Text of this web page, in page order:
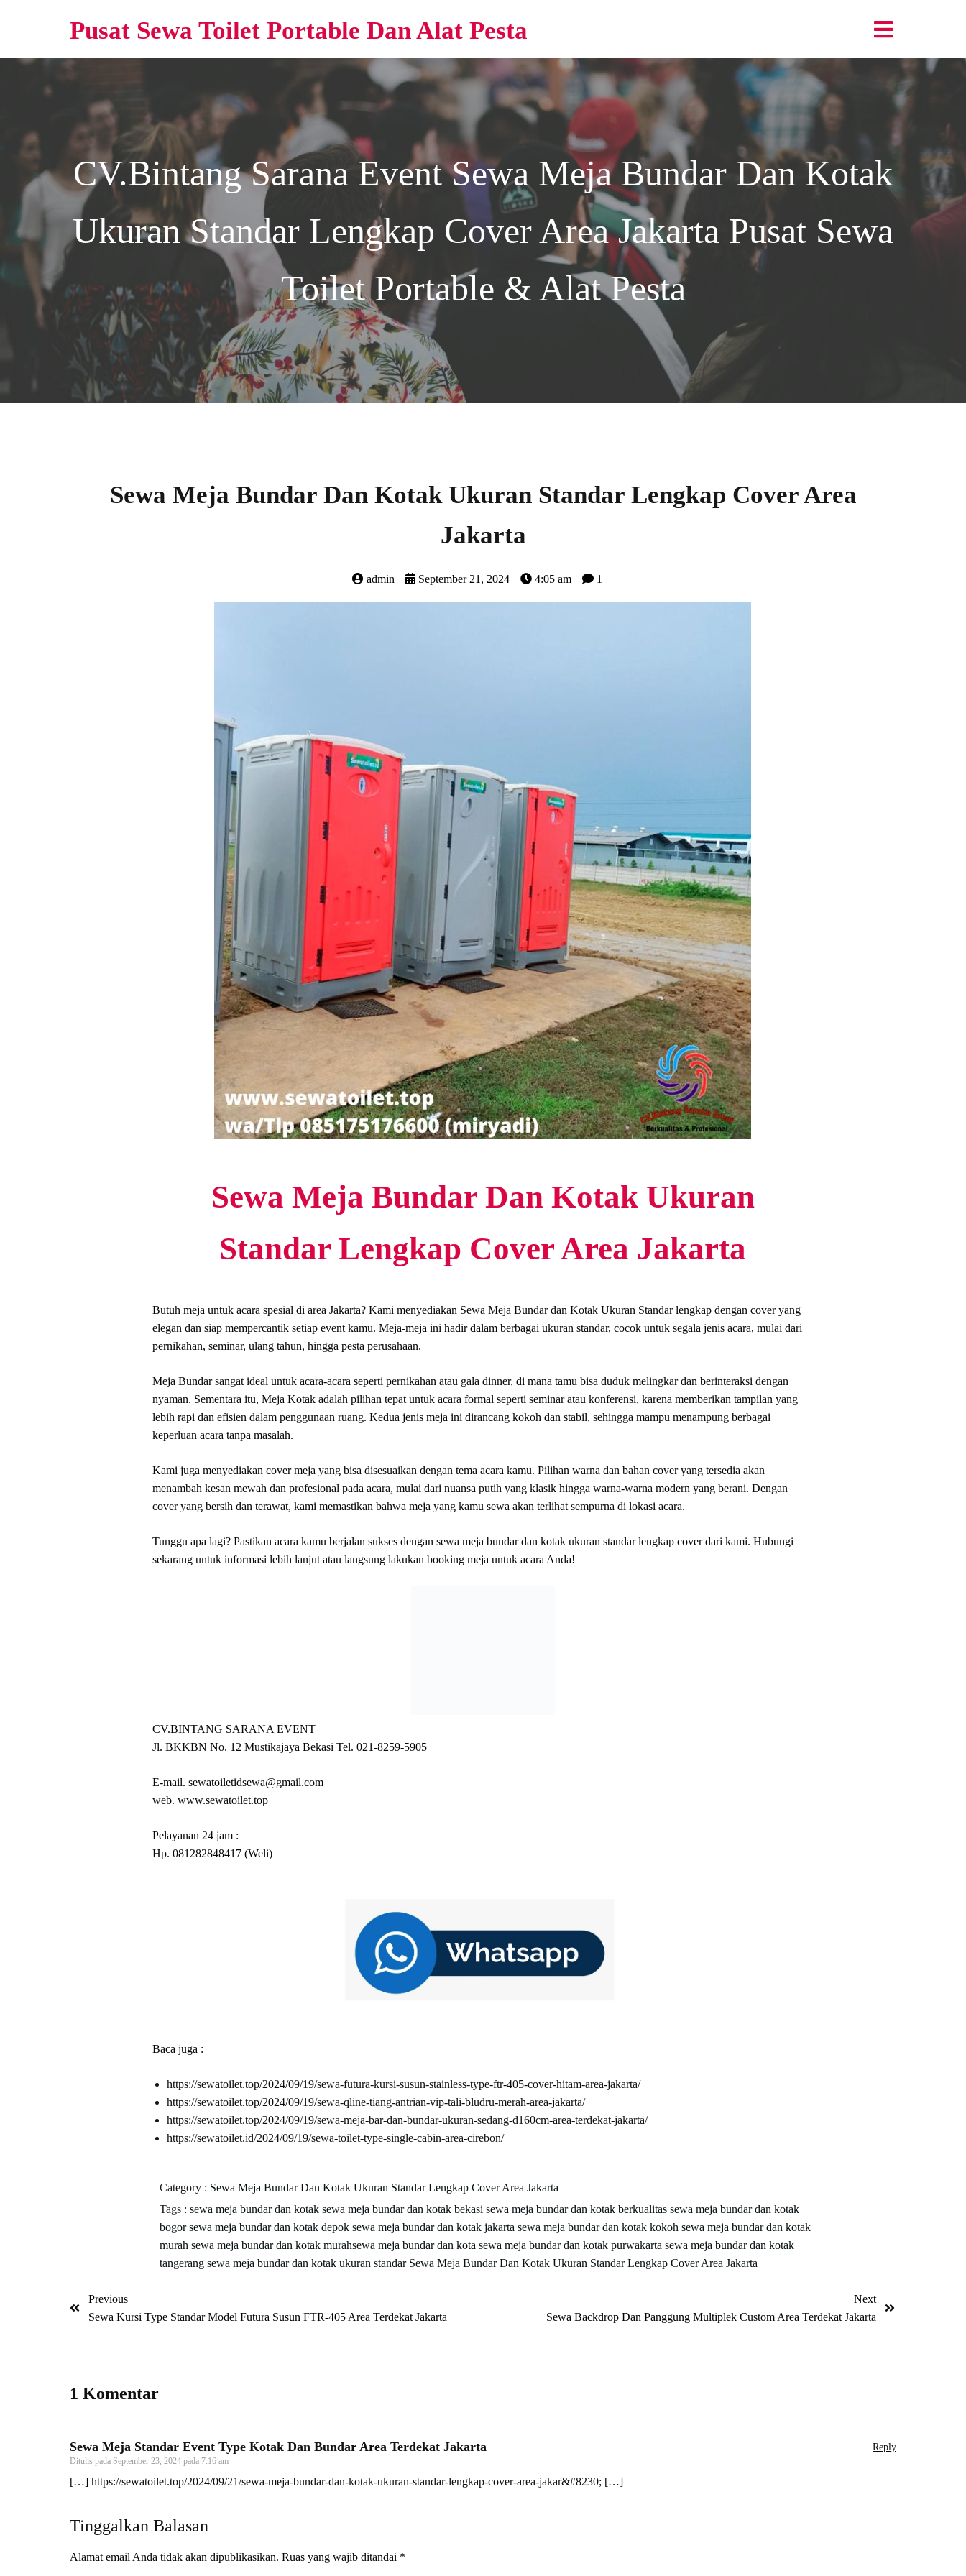
Pusat Sewa Toilet Portable Dan Alat Pesta
CV.Bintang Sarana EventSewa Meja Bundar Dan Kotak
Ukuran Standar Lengkap Cover Area Jakarta Pusat Sewa
Toilet Portable & Alat Pesta
Sewa Meja Bundar Dan Kotak Ukuran Standar Lengkap Cover Area
Jakarta
admin September 21, 2024 4:05 am 1
Sewa Meja Bundar Dan Kotak Ukuran
Standar Lengkap Cover Area Jakarta
Butuh meja untuk acara spesial di area Jakarta? Kami menyediakan Sewa Meja Bundar dan Kotak Ukuran Standar lengkap dengan cover yang
elegan dan siap mempercantik setiap event kamu. Meja-meja ini hadir dalam berbagai ukuran standar, cocok untuk segala jenis acara, mulai dari
pernikahan, seminar, ulang tahun, hingga pesta perusahaan.
Meja Bundar sangat ideal untuk acara-acara seperti pernikahan atau gala dinner, di mana tamu bisa duduk melingkar dan berinteraksi dengan
nyaman. Sementara itu, Meja Kotak adalah pilihan tepat untuk acara formal seperti seminar atau konferensi, karena memberikan tampilan yang
lebih rapi dan efisien dalam penggunaan ruang. Kedua jenis meja ini dirancang kokoh dan stabil, sehingga mampu menampung berbagai
keperluan acara tanpa masalah.
Kami juga menyediakan cover meja yang bisa disesuaikan dengan tema acara kamu. Pilihan warna dan bahan cover yang tersedia akan
menambah kesan mewah dan profesional pada acara, mulai dari nuansa putih yang klasik hingga warna-warna modern yang berani. Dengan
cover yang bersih dan terawat, kami memastikan bahwa meja yang kamu sewa akan terlihat sempurna di lokasi acara.
Tunggu apa lagi? Pastikan acara kamu berjalan sukses dengan sewa meja bundar dan kotak ukuran standar lengkap cover dari kami. Hubungi
sekarang untuk informasi lebih lanjut atau langsung lakukan booking meja untuk acara Anda!
CV.BINTANG SARANA EVENT
Jl. BKKBN No. 12 Mustikajaya Bekasi Tel. 021-8259-5905
E-mail. sewatoiletidsewa@gmail.com
web. www.sewatoilet.top
Pelayanan 24 jam :
Hp. 081282848417 (Weli)
Baca juga :
https://sewatoilet.top/2024/09/19/sewa-futura-kursi-susun-stainless-type-ftr-405-cover-hitam-area-jakarta/
https://sewatoilet.top/2024/09/19/sewa-qline-tiang-antrian-vip-tali-bludru-merah-area-jakarta/
https://sewatoilet.top/2024/09/19/sewa-meja-bar-dan-bundar-ukuran-sedang-d160cm-area-terdekat-jakarta/
https://sewatoilet.id/2024/09/19/sewa-toilet-type-single-cabin-area-cirebon/
Category : Sewa Meja Bundar Dan Kotak Ukuran Standar Lengkap Cover Area Jakarta
Tags : sewa meja bundar dan kotak sewa meja bundar dan kotak bekasi sewa meja bundar dan kotak berkualitas sewa meja bundar dan kotak
bogorsewa meja bundar dan kotak depok sewa meja bundar dan kotak jakarta sewa meja bundar dan kotak kokoh sewa meja bundar dan kotak
murah sewa meja bundar dan kotak murahsewa meja bundar dan kota sewa meja bundar dan kotak purwakarta sewa meja bundar dan kotak
tangerang sewa meja bundar dan kotak ukuran standar Sewa Meja Bundar Dan Kotak Ukuran Standar Lengkap Cover Area Jakarta
Previous
Sewa Kursi Type Standar Model Futura Susun FTR-405 Area Terdekat Jakarta
Next
Sewa Backdrop Dan Panggung Multiplek Custom Area Terdekat Jakarta
1 Komentar
Sewa Meja Standar Event Type Kotak Dan Bundar Area Terdekat Jakarta
Ditulis pada September 23, 2024 pada 7:16 am
Reply
[…] https://sewatoilet.top/2024/09/21/sewa-meja-bundar-dan-kotak-ukuran-standar-lengkap-cover-area-jakar&#8230; […]
Tinggalkan Balasan
Alamat email Anda tidak akan dipublikasikan. Ruas yang wajib ditandai *